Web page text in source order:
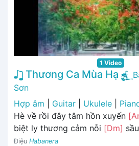
1 Video
Thương Ca Mùa Hạ
Sơn
Hợp âm
Guitar Ukulele
Hè về rồi đây tâm hồn xuyến
biệt ly thương cảm nỗi [Dm]
Điệu Habanera